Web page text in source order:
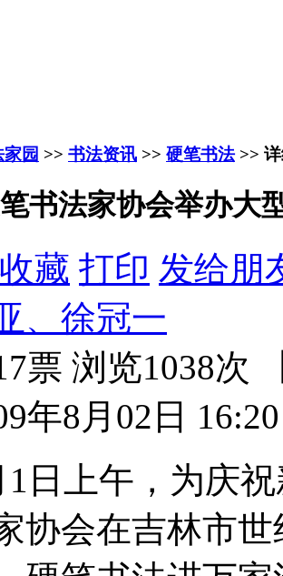
园 >> 书法资讯 >> 硬笔书法>>
书法家协会举办大
收藏 打印 发给朋
、徐冠一
票 浏览1038次
年8月02日 16:20
上午，为庆祝
协会在吉林市